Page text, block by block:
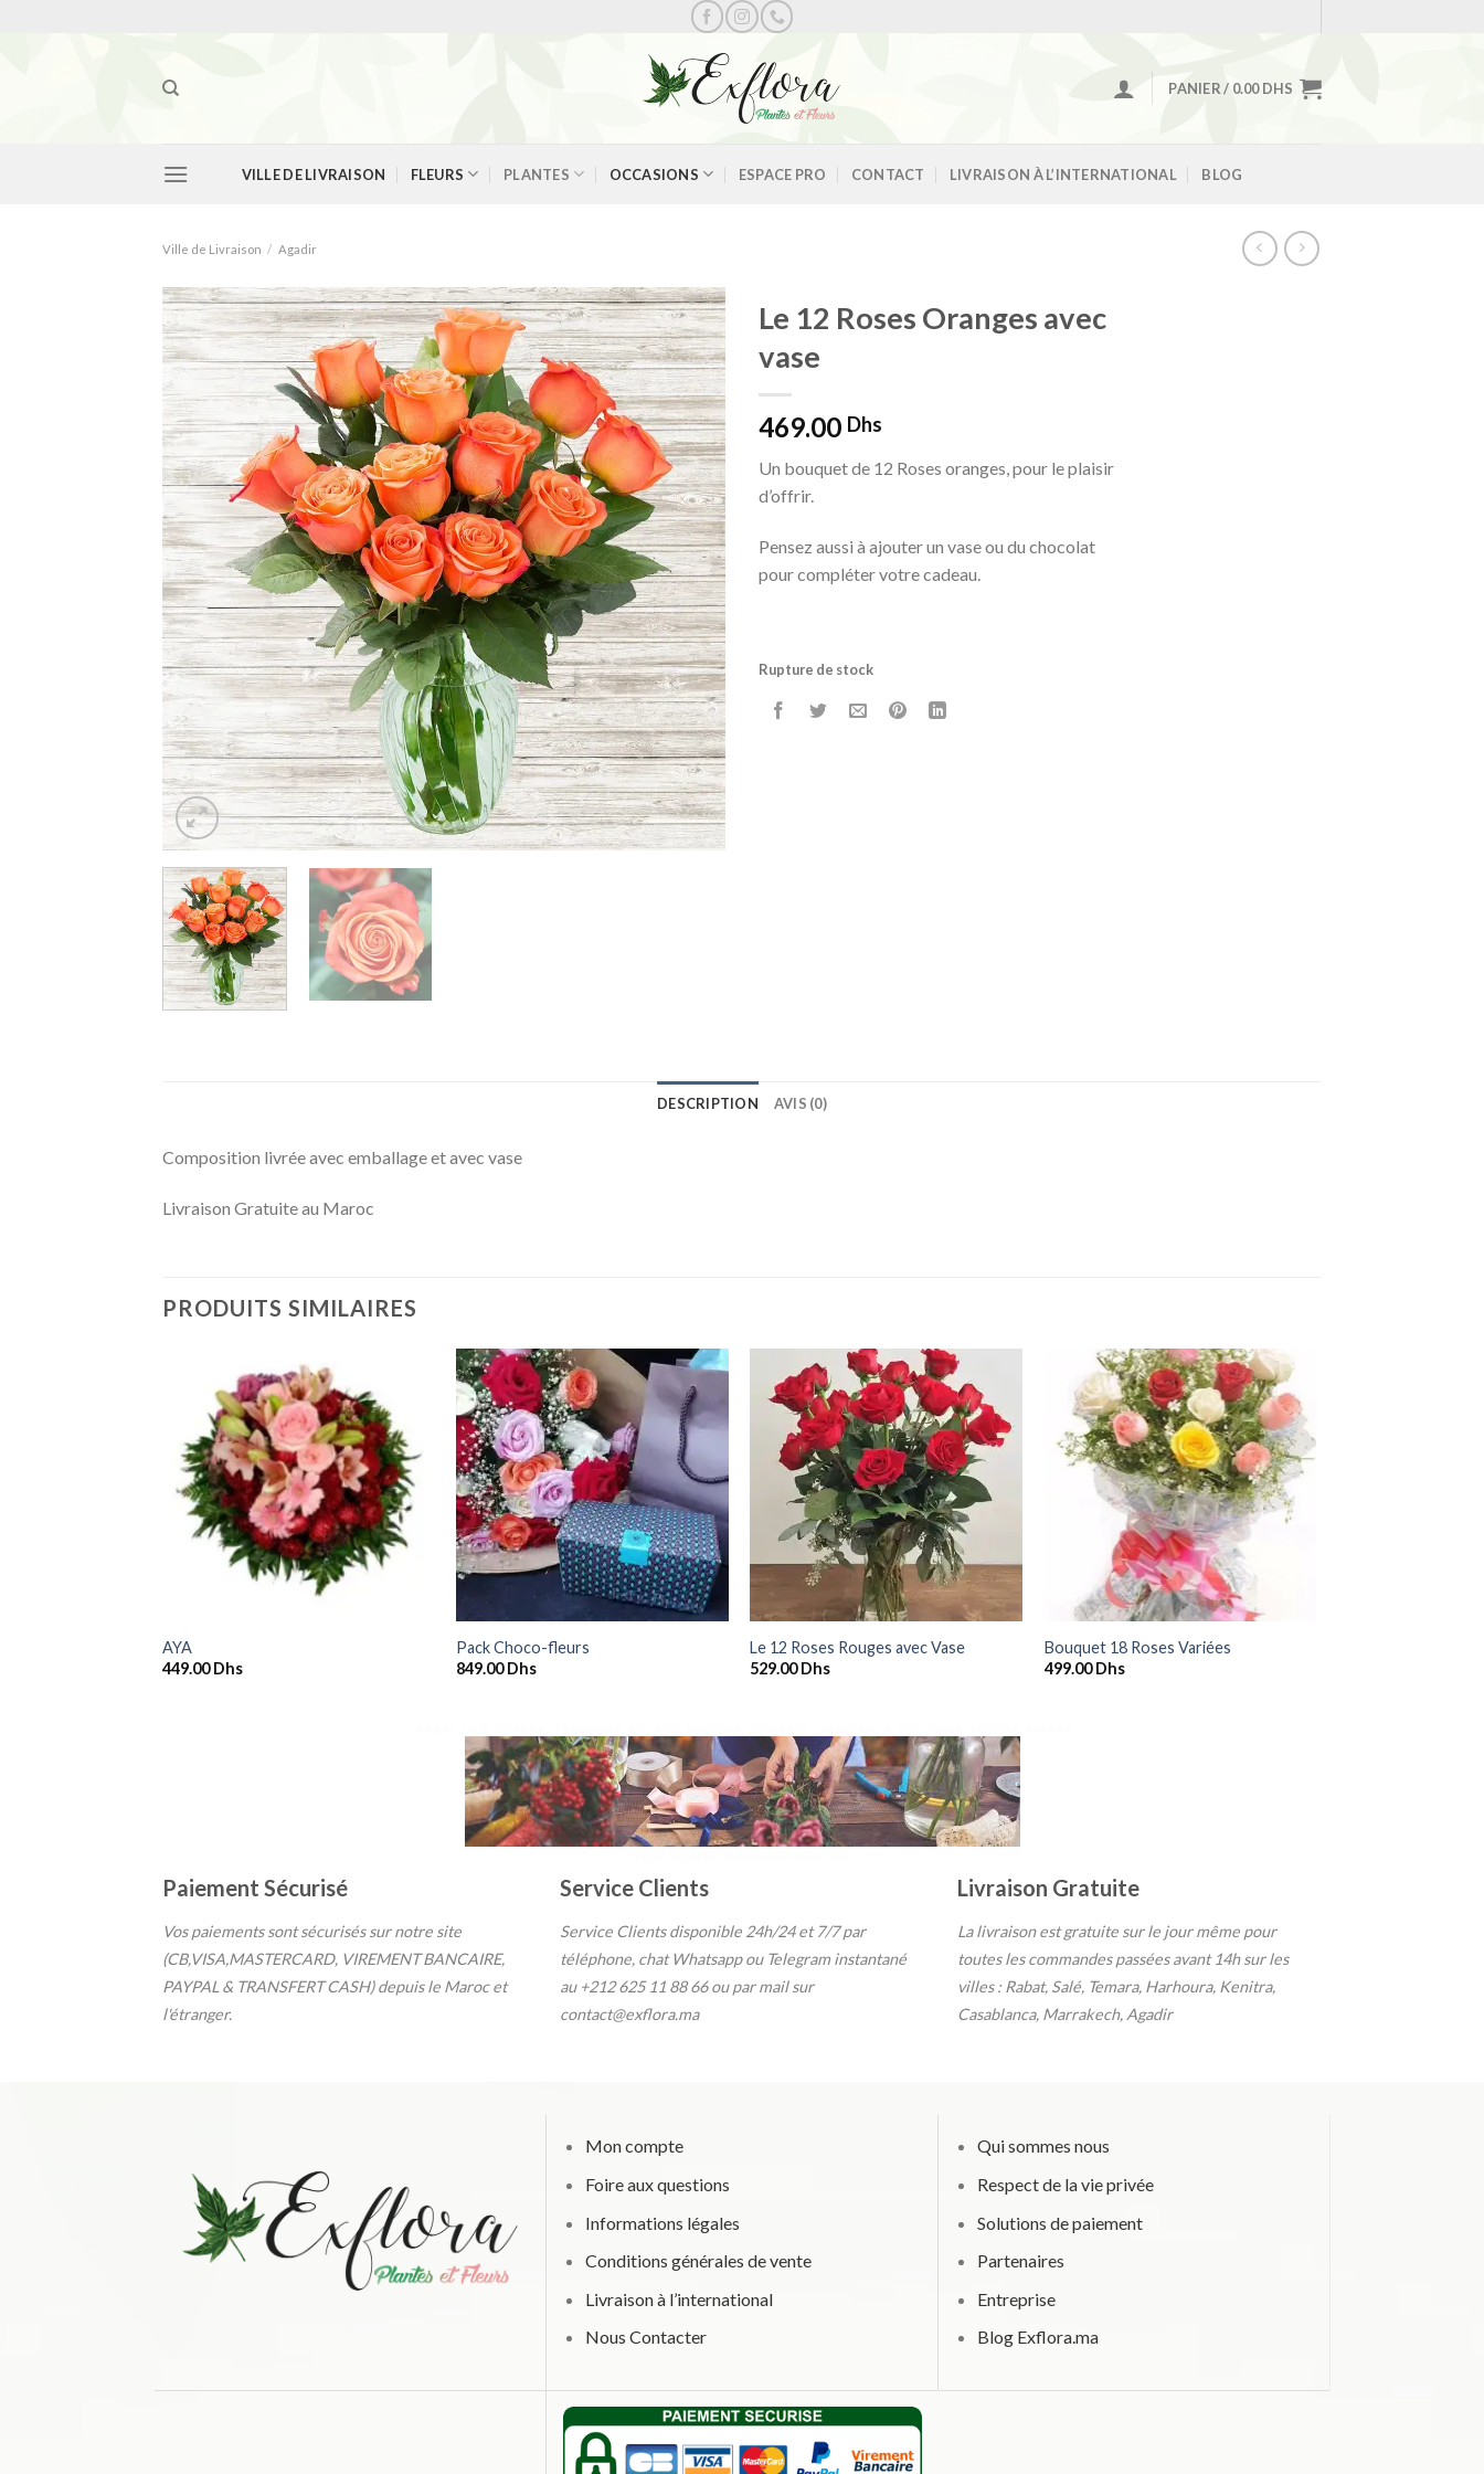
PANIER / 0.00DHS
VILLE DE LIVRAISON FLEURS PLANTES OCCASIONS ESPACE PRO CONTACT LIVRAISON À L’INTERNATIONAL BLOG
Ville de Livraison / Agadir
Ajouter
à la
wishlist
Le 12 Roses Oranges avec
vase
469.00 Dhs
Un bouquet de 12 Roses oranges, pour le plaisir
d’offrir.
Pensez aussi à ajouter un vase ou du chocolat
pour compléter votre cadeau.
Rupture de stock
DESCRIPTION AVIS (0)
Composition livrée avec emballage et avec vase
Livraison Gratuite au Maroc
PRODUITS SIMILAIRES
Ajouter
à la
wishlist
AYA
449.00Dhs
Ajouter
à la
wishlist
Pack Choco-fleurs
849.00Dhs
Ajouter
à la
wishlist
Le 12 Roses Rouges avec Vase
529.00Dhs
Ajouter
à la
wishlist
Bouquet 18 Roses Variées
499.00Dhs
Paiement Sécurisé
Vos paiements sont sécurisés sur notre site
(CB,VISA,MASTERCARD, VIREMENT BANCAIRE,
PAYPAL & TRANSFERT CASH) depuis le Maroc et
l'étranger.
Service Clients
Service Clients disponible 24h/24 et 7/7par
téléphone, chat Whatsapp ou Telegram instantané
au +212 625 11 88 66 ou parmail sur
contact@exflora.ma
Livraison Gratuite
La livraison est gratuite sur le jour même pour
toutes les commandes passées avant 14h sur les
villes : Rabat, Salé, Temara, Harhoura, Kenitra,
Casablanca, Marrakech, Agadir
Mon compte
Foire aux questions
Informations légales
Conditions générales de vente
Livraison à l’international
Nous Contacter
Qui sommes nous
Respect de la vie privée
Solutions de paiement
Partenaires
Entreprise
Blog Exflora.ma